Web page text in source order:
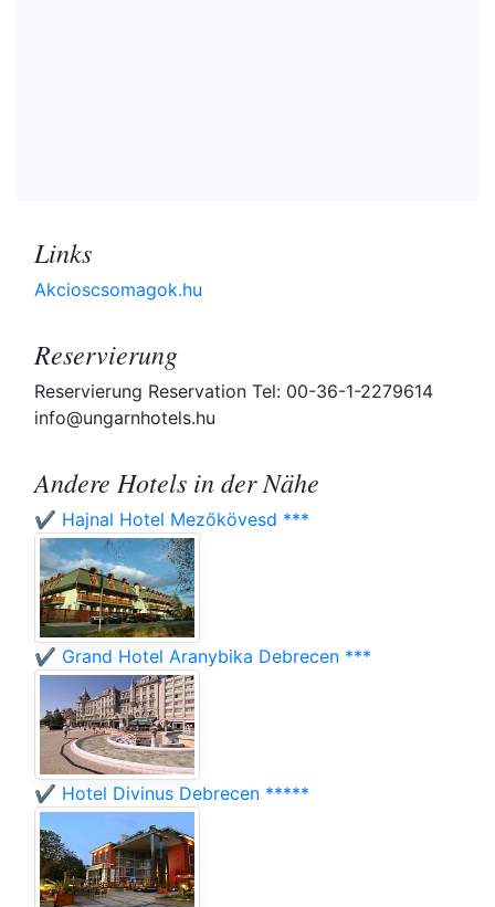
Links
Akcioscsomagok.hu
Reservierung
Reservierung Reservation Tel: 00-36-1-2279614
info@ungarnhotels.hu
Andere Hotels in der Nähe
✔️ Hajnal Hotel Mezőkövesd ***
✔️ Grand Hotel Aranybika Debrecen ***
✔️ Hotel Divinus Debrecen *****